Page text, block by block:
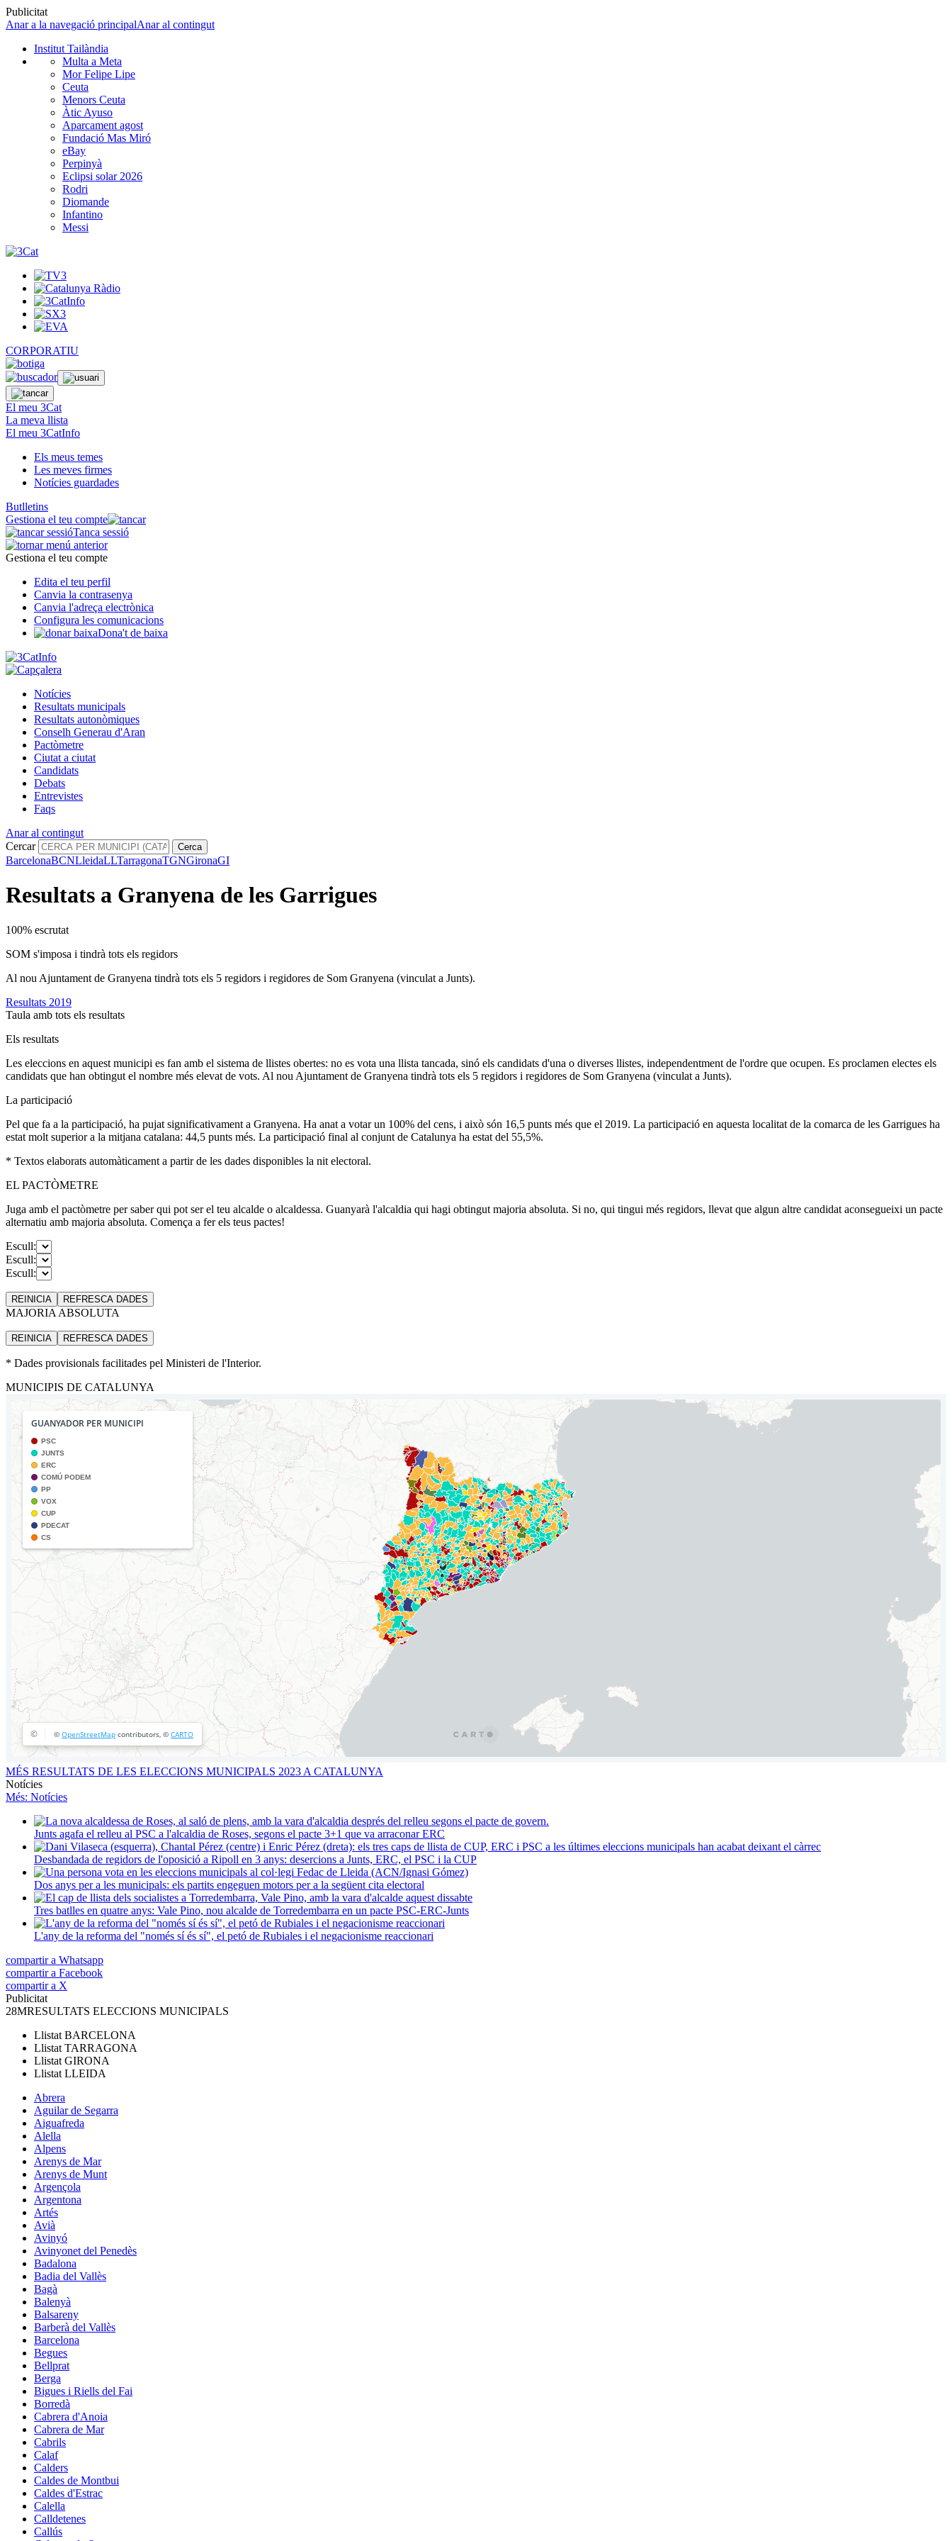
Publicitat
Anar a la navegació principalAnar al contingut
Institut Tailàndia
Multa a Meta
Mor Felipe Lipe
Ceuta
Menors Ceuta
Àtic Ayuso
Aparcament agost
Fundació Mas Miró
eBay
Perpinyà
Eclipsi solar 2026
Rodri
Diomande
Infantino
Messi
CORPORATIU
El meu 3Cat
La meva llista
El meu 3CatInfo
Els meus temes
Les meves firmes
Notícies guardades
Butlletins
Gestiona el teu compte
Tanca sessió
Gestiona el teu compte
Edita el teu perfil
Canvia la contrasenya
Canvia l'adreça electrònica
Configura les comunicacions
Dona't de baixa
Notícies
Resultats municipals
Resultats autonòmiques
Conselh Generau d'Aran
Pactòmetre
Ciutat a ciutat
Candidats
Debats
Entrevistes
Faqs
Anar al contingut
Cercar
Cerca
BarcelonaBCNLleidaLLTarragonaTGNGironaGI
Resultats a Granyena de les Garrigues
100% escrutat
SOM s'imposa i tindrà tots els regidors
Al nou Ajuntament de Granyena tindrà tots els 5 regidors i regidores de Som Granyena (vinculat a Junts).
Resultats 2019
Taula amb tots els resultats
Els resultats
Les eleccions en aquest municipi es fan amb el sistema de llistes obertes: no es vota una llista tancada, sinó els candidats d'una o diverses llistes, independentment de l'ordre que ocupen. Es proclamen electes els
candidats que han obtingut el nombre més elevat de vots. Al nou Ajuntament de Granyena tindrà tots els 5 regidors i regidores de Som Granyena (vinculat a Junts).
La participació
Pel que fa a la participació, ha pujat significativament a Granyena. Ha anat a votar un 100% del cens, i això són 16,5 punts més que el 2019. La participació en aquesta localitat de la comarca de les Garrigues ha
estat molt superior a la mitjana catalana: 44,5 punts més. La participació final al conjunt de Catalunya ha estat del 55,5%.
* Textos elaborats automàticament a partir de les dades disponibles la nit electoral.
EL PACTÒMETRE
Juga amb el pactòmetre per saber qui pot ser el teu alcalde o alcaldessa. Guanyarà l'alcaldia qui hagi obtingut majoria absoluta. Si no, qui tingui més regidors, llevat que algun altre candidat aconsegueixi un pacte
alternatiu amb majoria absoluta. Comença a fer els teus pactes!
Escull:
Escull:
Escull:
REINICIA REFRESCA DADES
MAJORIA ABSOLUTA
REINICIA REFRESCA DADES
* Dades provisionals facilitades pel Ministeri de l'Interior.
MUNICIPIS DE CATALUNYA
MÉS RESULTATS DE LES ELECCIONS MUNICIPALS 2023 A CATALUNYA
Notícies
Més: Notícies
Junts agafa el relleu al PSC a l'alcaldia de Roses, segons el pacte 3+1 que va arraconar ERC
Desbandada de regidors de l'oposició a Ripoll en 3 anys: desercions a Junts, ERC, el PSC i la CUP
Dos anys per a les municipals: els partits engeguen motors per a la següent cita electoral
Tres batlles en quatre anys: Vale Pino, nou alcalde de Torredembarra en un pacte PSC-ERC-Junts
L'any de la reforma del "només sí és sí", el petó de Rubiales i el negacionisme reaccionari
compartir a Whatsapp
compartir a Facebook
compartir a X
Publicitat
28MRESULTATS ELECCIONS MUNICIPALS
Llistat BARCELONA
Llistat TARRAGONA
Llistat GIRONA
Llistat LLEIDA
Abrera
Aguilar de Segarra
Aiguafreda
Alella
Alpens
Arenys de Mar
Arenys de Munt
Argençola
Argentona
Artés
Avià
Avinyó
Avinyonet del Penedès
Badalona
Badia del Vallès
Bagà
Balenyà
Balsareny
Barberà del Vallès
Barcelona
Begues
Bellprat
Berga
Bigues i Riells del Fai
Borredà
Cabrera d'Anoia
Cabrera de Mar
Cabrils
Calaf
Calders
Caldes de Montbui
Caldes d'Estrac
Calella
Calldetenes
Callús